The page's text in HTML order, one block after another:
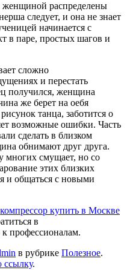
распределены
следует, и она не знает
начинается с
в паре, простых шагов и
сложно
и перестать
получился, женщина
же берет на оебя
танца, заботится о
возможные ошибки. Часть
сделать в близком
обнимают друг друга.
многих смущает, но со
этих близких
и общаться с новыми
компрессор купить в Москве
в
профессионалам.
в рубрике Полезное.
ссылку.